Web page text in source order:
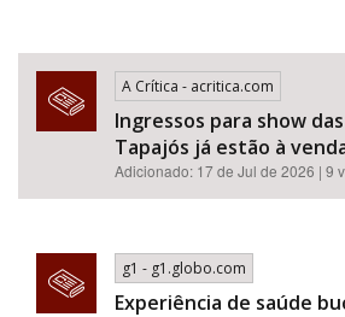
A Crítica - acritica.com
Ingressos para show
Tapajós já estão à
Adicionado: 17 de Jul de 2026 | 9
g1 - g1.globo.com
Experiência de saúde